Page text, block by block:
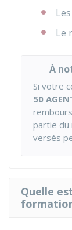
Le
À
Si votre
50
partie du
versés
Quelle